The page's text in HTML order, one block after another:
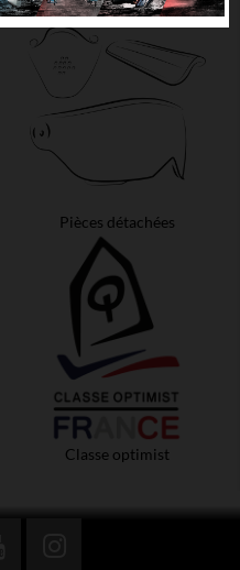
Pièces détachées
Classe optimist